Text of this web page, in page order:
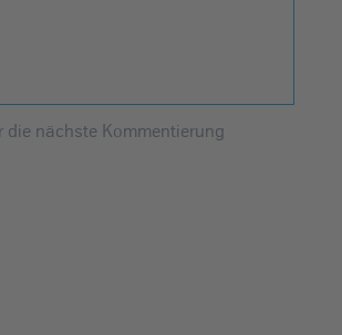
die nächste Kommentierung